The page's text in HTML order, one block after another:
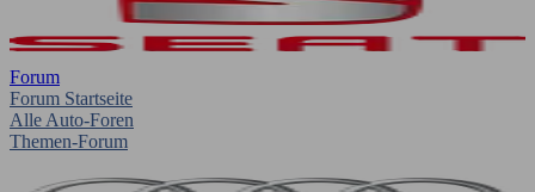
Forum
Forum Startseite
Alle Auto-Foren
Themen-Forum